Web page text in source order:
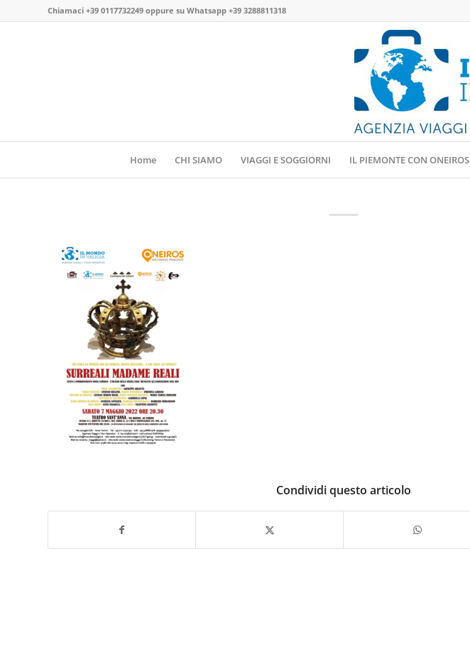
Chiamaci +39 0117732249 oppure su Whatsapp +39 3288811318
Home CHI SIAMO VIAGGI E SOGGIORNI IL PIEMONTE CON ONEIROS
Condividi questo articolo